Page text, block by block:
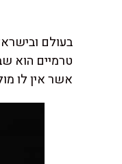
בעולם
טרמיים הוא
אשר אין לו